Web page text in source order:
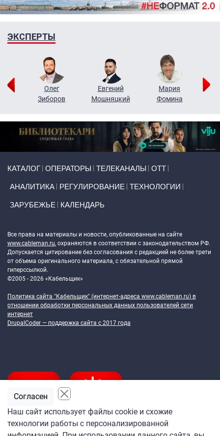
ЭКСПЕРТЫ
Олег
Зиборов
Евгений
Мошняцкий
Мария
Фомина
КАТАЛОГ ОПЕРАТОРЫ ТЕЛЕКАНАЛЫ ОТТ
АНАЛИТИКА РЕГУЛИРОВАНИЕ ТЕХНОЛОГИИ
ЗАРУБЕЖЬЕ КАЛЕНДАРЬ
Все права на материалы и новости, опубликованные на сайте
www.cableman.ru, охраняются в соответствии с законодательством РФ.
Допускается цитирование без согласования с редакцией не более трети
от объема оригинального материала, с обязательной прямой
гиперссылкой.
©2005 - 2026 «Кабельщик»
Политика сайта "Кабельщик" (интернет-адреса www.cableman.ru) в
отношении обработки персональных данных пользователей сети
интернет
DrupalCoder — поддержка сайта c 2017 года
Подпишитесь
Наш сайт использует файлы cookie и схожие
технологии работы с персонализированной
Согласен